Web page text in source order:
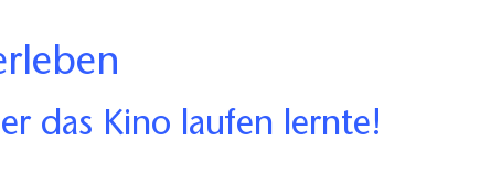
das Kino laufen lernte!